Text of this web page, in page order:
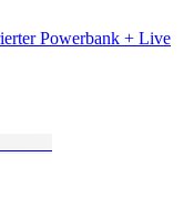
Powerbank + Live